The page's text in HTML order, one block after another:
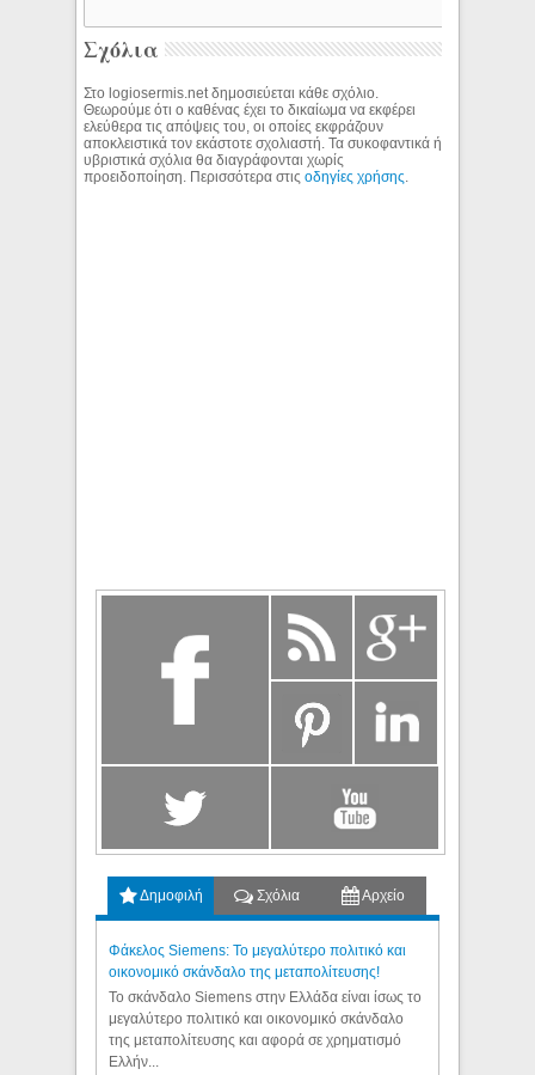
Σχόλια
Στο logiosermis.net δημοσιεύεται κάθε σχόλιο.
Θεωρούμε ότι ο καθένας έχει το δικαίωμα να εκφέρει
ελεύθερα τις απόψεις του, οι οποίες εκφράζουν
αποκλειστικά τον εκάστοτε σχολιαστή. Τα συκοφαντικά ή
υβριστικά σχόλια θα διαγράφονται χωρίς
προειδοποίηση. Περισσότερα στιςοδηγίες χρήσης
Δημοφιλή Σχόλια Αρχείο
Φάκελος Siemens: Το μεγαλύτερο πολιτικό και
οικονομικό σκάνδαλο της μεταπολίτευσης!
Το σκάνδαλο Siemens στην Ελλάδα είναι ίσως το
μεγαλύτερο πολιτικό και οικονομικό σκάνδαλο
της μεταπολίτευσης και αφορά σε χρηματισμό
Ελλήν...